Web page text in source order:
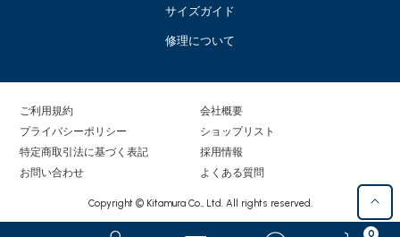
0
サイズガイド
修理について
ご利用規約
プライバシーポリシー
特定商取引法に基づく表記
お問い合わせ
会社概要
ショップリスト
採用情報
よくある質問
Copyright © Kitamura Co., Ltd. All rights reserved.